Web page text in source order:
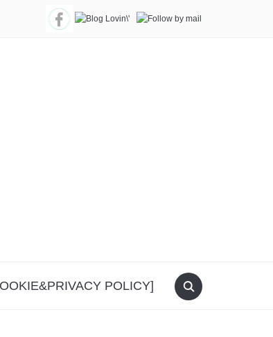
POLICY]